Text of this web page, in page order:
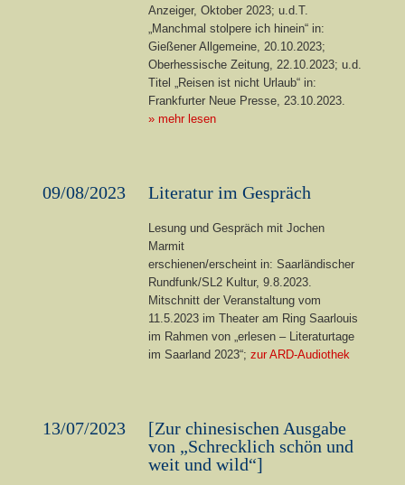
Anzeiger, Oktober 2023; u.d.T.
„Manchmal stolpere ich hinein“ in:
Gießener Allgemeine, 20.10.2023;
Oberhessische Zeitung, 22.10.2023; u.d.
Titel „Reisen ist nicht Urlaub“ in:
Frankfurter Neue Presse, 23.10.2023.
» mehr lesen
09/08/2023 Literatur im Gespräch
Lesung und Gespräch mit Jochen
Marmit
erschienen/erscheint in: Saarländischer
Rundfunk/SL2 Kultur, 9.8.2023.
Mitschnitt der Veranstaltung vom
11.5.2023 im Theater am Ring Saarlouis
im Rahmen von „erlesen – Literaturtage
im Saarland 2023“; zur ARD-Audiothek
13/07/2023
[Zur chinesischen Ausgabe
von „Schrecklich schön und
weit und wild“]